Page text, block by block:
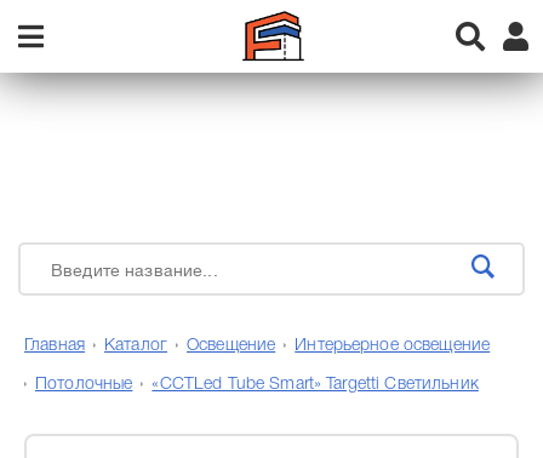
Главная Каталог Освещение Интерьерное освещение
Потолочные «CCTLed Tube Smart» Targetti Светильник